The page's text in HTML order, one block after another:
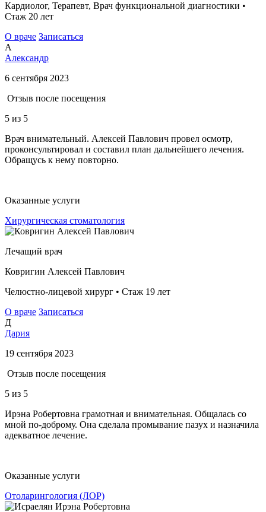
Кардиолог, Терапевт, Врач функциональной диагностики •
Стаж 20 лет
О враче Записаться
А
Александр
6 сентября 2023
Отзыв после посещения
5 из 5
Врач внимательный. Алексей Павлович провел осмотр,
проконсультировал и составил план дальнейшего лечения.
Обращусь к нему повторно.
Оказанные услуги
Хирургическая стоматология
Лечащий врач
Ковригин Алексей Павлович
Челюстно-лицевой хирург • Стаж 19 лет
О враче Записаться
Д
Дария
19 сентября 2023
Отзыв после посещения
5 из 5
Ирэна Робертовна грамотная и внимательная. Общалась со
мной по-доброму. Она сделала промывание пазух и назначила
адекватное лечение.
Оказанные услуги
Отоларингология (ЛОР)